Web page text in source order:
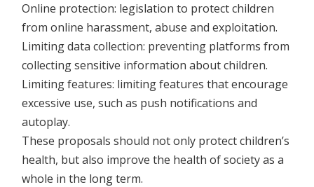
Online protection: legislation to protect children
from online harassment, abuse and exploitation.
Limiting data collection: preventing platforms from
collecting sensitive information about children.
Limiting features: limiting features that encourage
excessive use, such as push notifications and
autoplay.
These proposals should not only protect children’s
health, but also improve the health of society as a
whole in the long term.